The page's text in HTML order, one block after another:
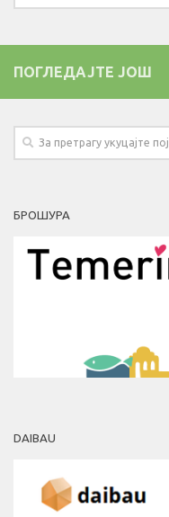
ПОГЛЕДАЈТЕ ЈОШ
БРОШУРА
DAIBAU